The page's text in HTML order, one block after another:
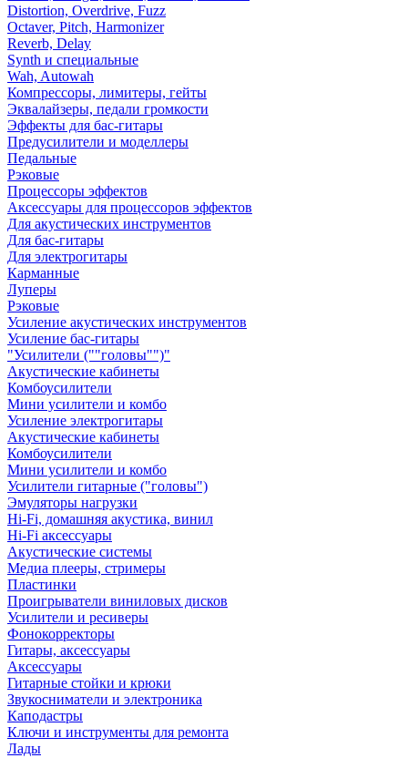
Distortion, Overdrive, Fuzz
Octaver, Pitch, Harmonizer
Reverb, Delay
Synth и специальные
Wah, Autowah
Компрессоры, лимитеры, гейты
Эквалайзеры, педали громкости
Эффекты для бас-гитары
Предусилители и моделлеры
Педальные
Рэковые
Процессоры эффектов
Аксессуары для процессоров эффектов
Для акустических инструментов
Для бас-гитары
Для электрогитары
Карманные
Луперы
Рэковые
Усиление акустических инструментов
Усиление бас-гитары
"Усилители (""головы"")"
Акустические кабинеты
Комбоусилители
Мини усилители и комбо
Усиление электрогитары
Акустические кабинеты
Комбоусилители
Мини усилители и комбо
Усилители гитарные ("головы")
Эмуляторы нагрузки
Hi-Fi, домашняя акустика, винил
Hi-Fi аксессуары
Акустические системы
Медиа плееры, стримеры
Пластинки
Проигрыватели виниловых дисков
Усилители и ресиверы
Фонокорректоры
Гитары, аксессуары
Аксессуары
Гитарные стойки и крюки
Звукосниматели и электроника
Каподастры
Ключи и инструменты для ремонта
Лады